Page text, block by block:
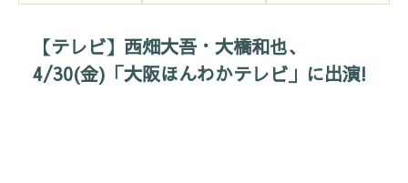
【テレビ】西畑大吾・大橋和也、
4/30(金)「大阪ほんわかテレビ」に出演!